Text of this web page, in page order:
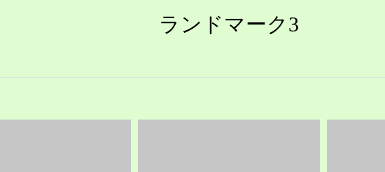
ランドマーク3